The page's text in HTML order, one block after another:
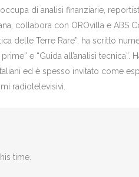
di analisi finanziarie,
collabora con OROvilla e ABS
delle Terre Rare”, ha scritto
e “Guida all’analisi
ed è spesso invitato come
radiotelevisivi.
time.